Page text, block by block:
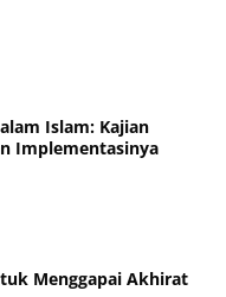
Islam: Kajian
Implementasinya
Menggapai Akhirat